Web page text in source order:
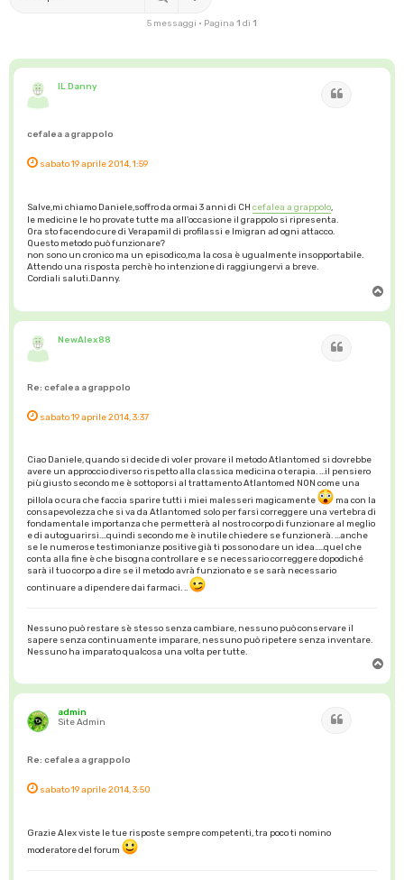
5 messaggi • Pagina 1 di 1
IL Danny
cefalea a grappolo
sabato 19 aprile 2014, 1:59
Salve,mi chiamo Daniele,soffro da ormai 3 anni di CH cefalea a grappolo
le medicine le ho provate tutte ma all'occasione il grappolo si ripresenta.
Ora sto facendo cure di Verapamil di profilassi e Imigran ad ogni attacco.
Questo metodo può funzionare?
non sono un cronico ma un episodico,ma la cosa è ugualmente insopportabile.
Attendo una risposta perchè ho intenzione di raggiungervi a breve.
Cordiali saluti.Danny.
p
NewAlex88
Re: cefalea a grappolo
sabato 19 aprile 2014, 3:37
Ciao Daniele, quando si decide di voler provare il metodo Atlantomed si dovrebbe
avere un approccio diverso rispetto alla classica medicina o terapia. ...il pensiero
più giusto secondo me è sottoporsi al trattamento Atlantomed NON come una
pillola o cura che faccia sparire tutti i miei malesseri magicamente
ma con la
consapevolezza che si va da Atlantomed solo per farsi correggere una vertebra di
fondamentale importanza che permetterà al nostro corpo di funzionare al meglio
e di autoguarirsi....quindi secondo me è inutile chiedere se funzionerà. ...anche
se le numerose testimonianze positive già ti possono dare un idea.....quel che
conta alla fine è che bisogna controllare e se necessario correggere dopodiché
sarà il tuo corpo a dire se il metodo avrà funzionato e se sarà necessario
continuare a dipendere dai farmaci. ..
Nessuno può restare sè stesso senza cambiare, nessuno può conservare il
sapere senza continuamente imparare, nessuno può ripetere senza inventare.
Nessuno ha imparato qualcosa una volta per tutte.
p
admin
Site Admin
Re: cefalea a grappolo
sabato 19 aprile 2014, 3:50
Grazie Alex viste le tue risposte sempre competenti, tra poco ti nomino
moderatore del forum